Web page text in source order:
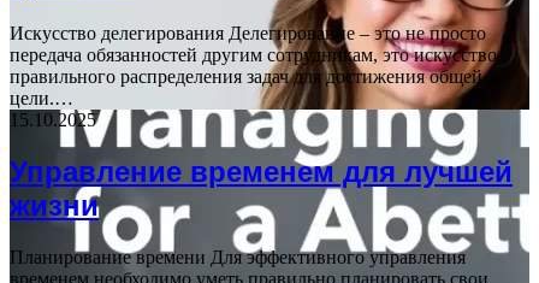
Искусство делегирования Делегирование – это не просто
передача обязанностей другим сотрудникам, это искусство
правильного распределения задач для достижения общей
цели.…
15.10.2025
Управление временем для лучшей
жизни
Планирование времени Для эффективного управления
временем необходимо уметь правильно планировать свои